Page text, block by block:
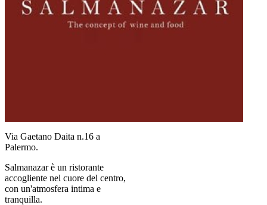
Via Gaetano Daita n.16 a
Palermo.
Salmanazar è un ristorante
accogliente nel cuore del centro,
con un'atmosfera intima e
tranquilla.